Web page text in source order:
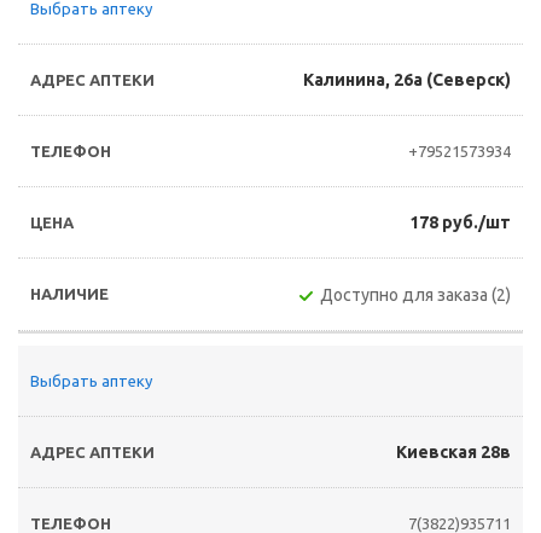
Выбрать аптеку
Калинина, 26а (Северск)
+79521573934
178 руб./шт
Доступно для заказа (2)
Выбрать аптеку
Киевская 28в
7(3822)935711